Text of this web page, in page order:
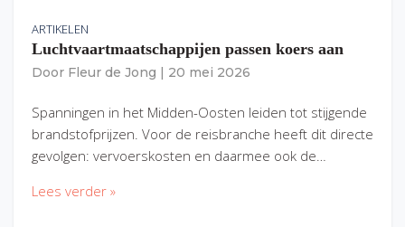
ARTIKELEN
Luchtvaartmaatschappijen passen koers aan
Door Fleur de Jong 20 mei 2026
Spanningen in het Midden-Oosten leiden tot stijgende
brandstofprijzen. Voor de reisbranche heeft dit directe
gevolgen: vervoerskosten en daarmee ook de…
Lees verder »